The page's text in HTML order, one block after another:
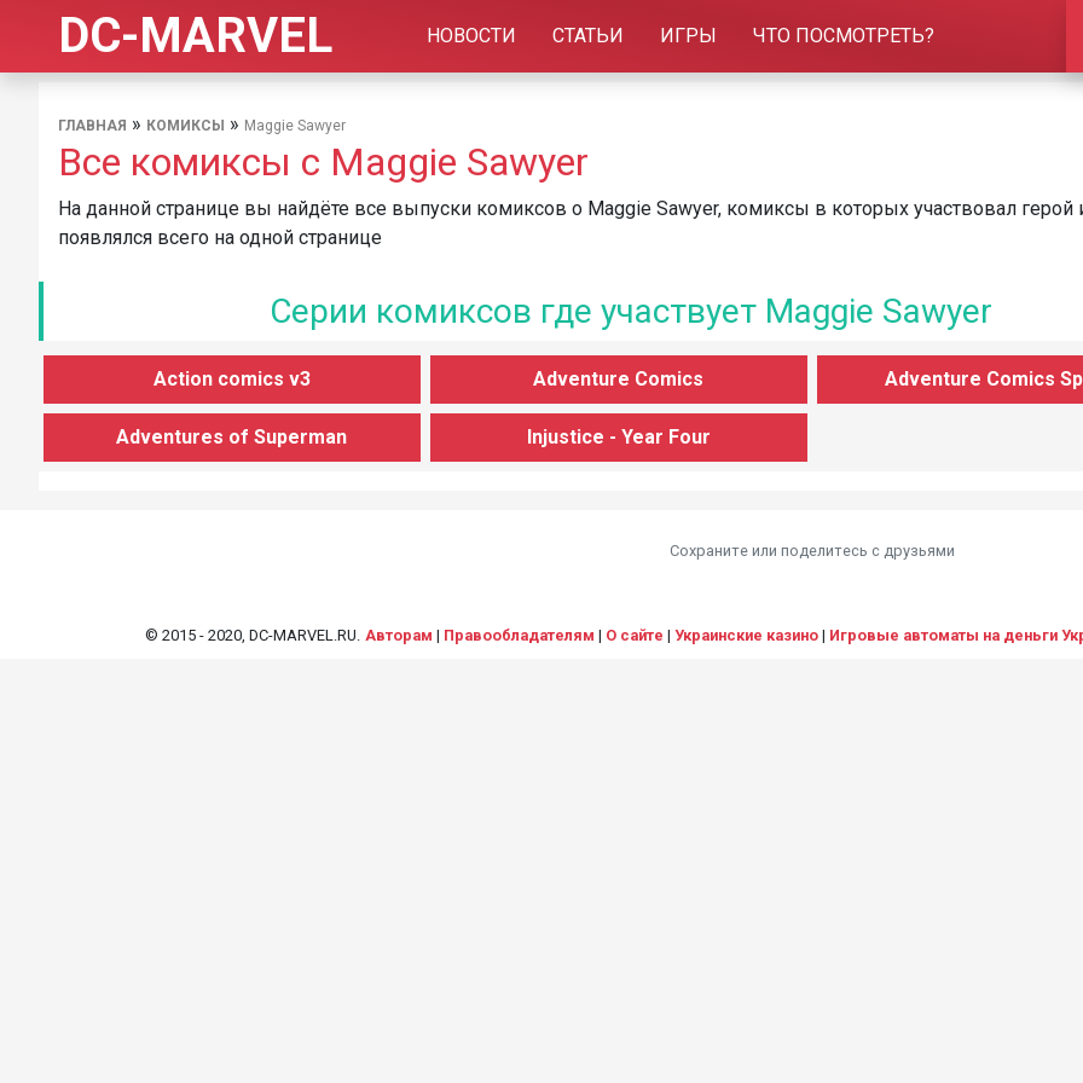
DC-MARVEL НОВОСТИ СТАТЬИ ИГРЫ ЧТО ПОСМОТРЕТЬ?
ГЛАВНАЯ » КОМИКСЫ » Maggie Sawyer
Все комиксы с Maggie Sawyer
На данной странице вы найдёте все выпуски комиксов о Maggie Sawyer, комиксы в которых участвовал герой
появлялся всего на одной странице
Серии комиксов где участвует Maggie Sawyer
Action comics v3 Adventure Comics Adventure Comics
Adventures of Superman Injustice - Year Four
Сохраните или поделитесь c друзьями
© 2015 - 2020, DC-MARVEL.RU. Авторам | Правообладателям | О сайте | Украинские казино| Игровые автоматы на деньги